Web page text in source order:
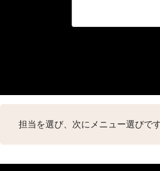
担当を選び、次にメニュー選びで